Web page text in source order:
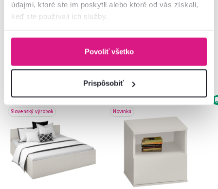
údajmi, ktoré ste im poskytli alebo ktoré od vás získali,
keď ste používali ich služby.
Povoliť všetko
Prispôsobiť
Často kupované spolu
Zadarmo
Akcia
Slovenský výrobok
Slovenský výrobok
Vynáška
Novinka